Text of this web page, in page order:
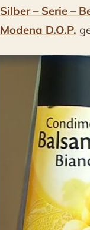
Silber – Serie –
Modena D.O.P.